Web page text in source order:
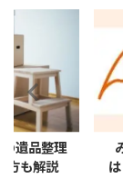
口コミ評判
ットも解説